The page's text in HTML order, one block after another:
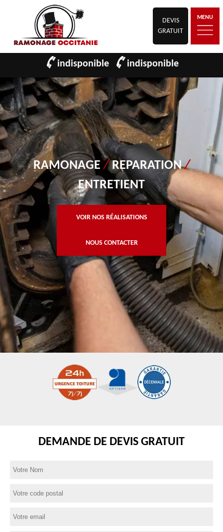
DEVIS
GRATUIT
MENU
indisponible indisponible
RAMONAGE/REPARATION/
ENTRETIENT
VOIR NOS RÉALISATIONS
NOUS CONTACTER
DEMANDE DE DEVIS GRATUIT